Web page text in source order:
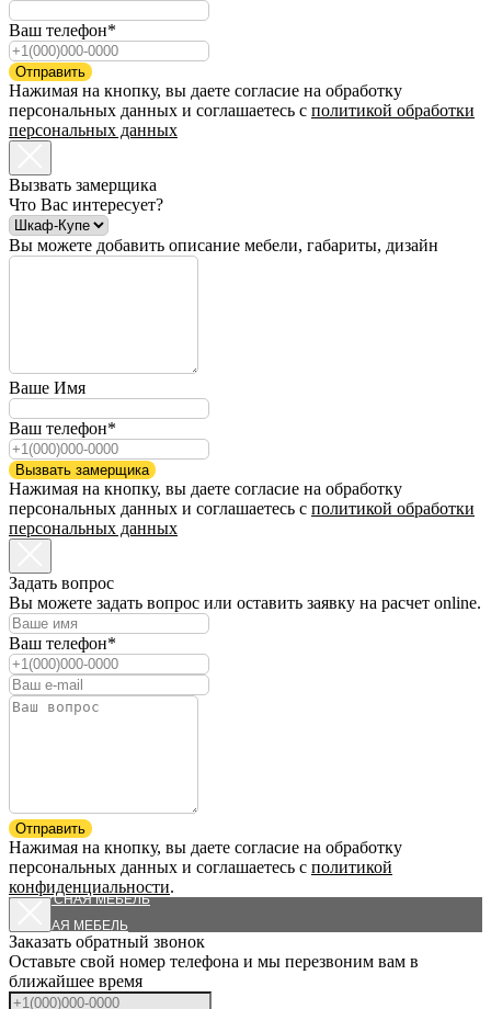
ГАРДЕРОБНЫЕ
КУХНИ
МЕЖКОМНАТНЫЕ ПЕРЕГОРОДКИ
КОРПУСНАЯ МЕБЕЛЬ
ДЕТСКАЯ МЕБЕЛЬ
ВЫСТАВОЧНЫЕ ОБРАЗЦЫ
СИСТЕМЫ И ФУРНИТУРА
ЛАЗУРИТ И АГАТ
Ваш телефон*
Отправить
Нажимая на кнопку, вы даете согласие на обработку
персональных данных и соглашаетесь c политикой обработки
персональных данных
Вызвать замерщика
Что Вас интересует?
Вы можете добавить описание мебели, габариты, дизайн
Ваше Имя
Ваш телефон*
Вызвать замерщика
Нажимая на кнопку, вы даете согласие на обработку
персональных данных и соглашаетесь c политикой обработки
персональных данных
Задать вопрос
Вы можете задать вопрос или оставить заявку на расчет online.
Ваш телефон*
Отправить
Нажимая на кнопку, вы даете согласие на обработку
персональных данных и соглашаетесь c политикой
конфиденциальности.
Заказать обратный звонок
Оставьте свой номер телефона и мы перезвоним вам в
ближайшее время